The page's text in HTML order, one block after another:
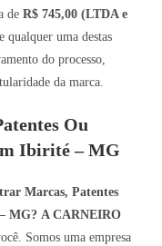
deR$ 745,00 (LTDA e
qualquer uma destas
do processo,
da marca.
Ou
Ibirité – MG
Marcas, Patentes
MG? A CARNEIRO
Somos uma empresa